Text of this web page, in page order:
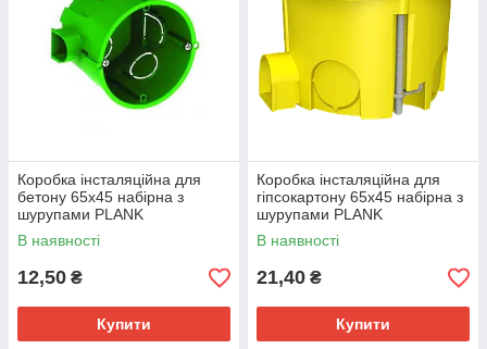
Коробка інсталяційна для
бетону 65х45 набірна з
шурупами PLANK
(PLK5001500)
В наявності
12,50 ₴
Купити
Коробка інсталяційна для
гіпсокартону 65х45 набірна з
шурупами PLANK
(PLK4002400)
В наявності
21,40 ₴
Купити